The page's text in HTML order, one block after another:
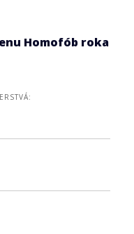
Homofób roka